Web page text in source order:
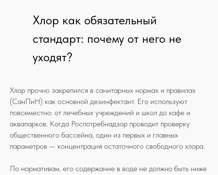
Хлор как обязательный
стандарт: почему от него не
уходят?
Хлор прочно закрепился в санитарных нормах и правилах
(СанПиН) как основной дезинфектант. Его используют
повсеместно: от лечебных учреждений и школ до кафе и
аквапарков. Когда Роспотребнадзор проводит проверку
общественного бассейна, один из первых и главных
параметров — концентрация остаточного свободного хлора.
По нормативам, его содержание в воде не должно быть ниже